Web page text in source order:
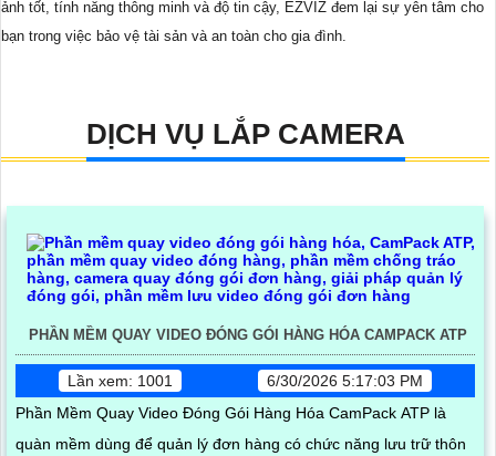
ảnh tốt, tính năng thông minh và độ tin cậy, EZVIZ đem lại sự yên tâm cho
bạn trong việc bảo vệ tài sản và an toàn cho gia đình.
DỊCH VỤ LẮP CAMERA
PHẦN MỀM QUAY VIDEO ĐÓNG GÓI HÀNG HÓA CAMPACK ATP
Lần xem: 1001
6/30/2026 5:17:03 PM
Phần Mềm Quay Video Đóng Gói Hàng Hóa CamPack ATP là
quàn mềm dùng để quản lý đơn hàng có chức năng lưu trữ thôn